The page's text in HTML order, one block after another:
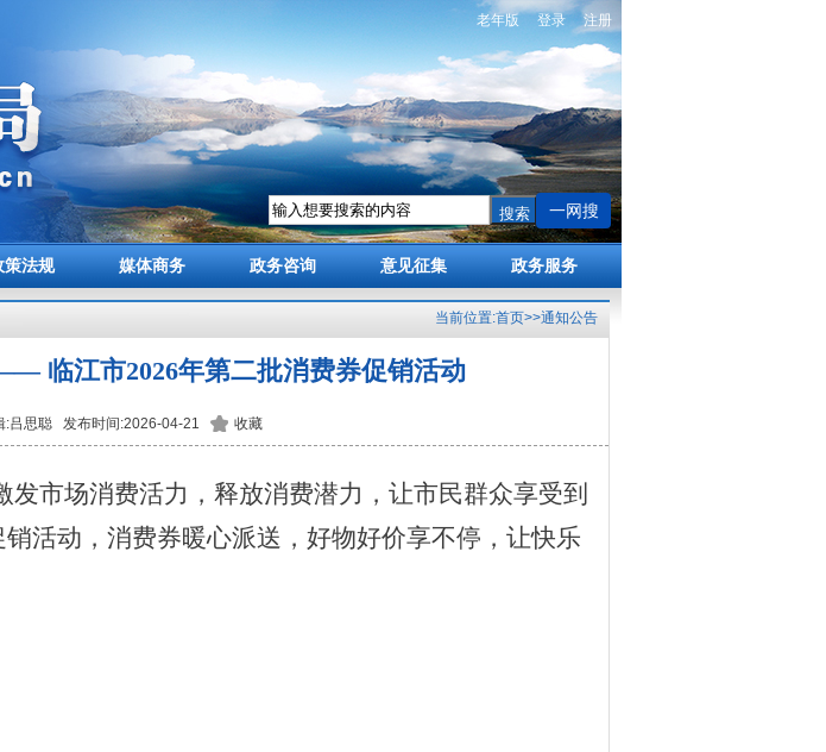
老年版 登录 注册
一网搜
策法规 媒体商务 政务咨询 意见征集 政务服务
当前位置:首页>>通知公告
临江市2026年第二批消费券促销活动
:吕思聪 发布时间:2026-04-21 收藏
市场消费活力，释放消费潜力，让市民群众享受到
活动，消费券暖心派送，好物好价享不停，让快乐